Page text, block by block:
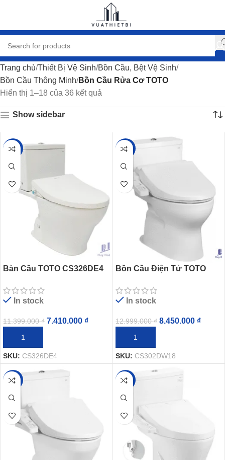
Trang chủ Thiết Bị Vệ Sinh Bồn Cầu, Bệt Vệ Sinh
Bồn Cầu Thông Minh Bồn Cầu Rửa Cơ TOTO
Hiển thị 1–18 của 36 kết quả
Show sidebar
-35%
Bàn Cầu TOTO CS326DE4
In stock
11.399.000₫ 7.410.000 ₫
THÊM VÀO GIỎ HÀNG
SKU: CS326DE4
-35%
Bồn Cầu Điện Tử TOTO
Washlet TCF23710AAA C
SimpleIn stock
12.999.000₫ 8.450.000 ₫
THÊM VÀO GIỎ HÀNG
SKU: CS302DW18
-35% -20%